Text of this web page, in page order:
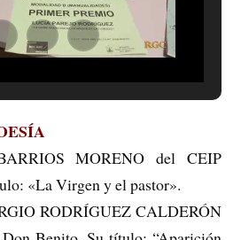
MORENO del CEIP
«La Virgen y el pastor».
RODRÍGUEZ CALDERÓN